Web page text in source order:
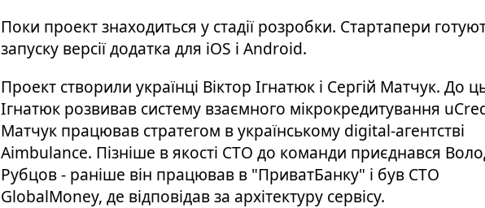
Поки проект знаходиться у стадії розробки. Стартапери
запуску версії додатка для iOS і Android.
Проект створили українці Віктор Ігнатюк і Сергій Матчук. До
Ігнатюк розвивав систему взаємного мікрокредитування
Матчук працював стратегом в українському digital-агентстві
Aimbulance. Пізніше в якості СТО до команди приєднався
Рубцов - раніше він працював в "ПриватБанку" і був CTO
GlobalMoney, де відповідав за архітектуру сервісу.